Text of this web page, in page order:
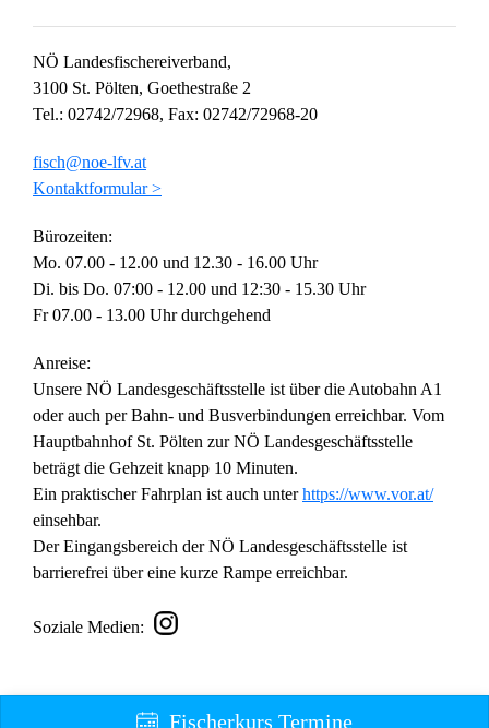
NÖ Landesfischereiverband,
3100 St. Pölten, Goethestraße 2
Tel.: 02742/72968, Fax: 02742/72968-20
fisch@noe-lfv.at
Kontaktformular >
Bürozeiten:
Mo. 07.00 - 12.00 und 12.30 - 16.00 Uhr
Di. bis Do. 07:00 - 12.00 und 12:30 - 15.30 Uhr
Fr 07.00 - 13.00 Uhr durchgehend
Anreise:
Unsere NÖ Landesgeschäftsstelle ist über die Autobahn A1
oder auch per Bahn- und Busverbindungen erreichbar. Vom
Hauptbahnhof St. Pölten zur NÖ Landesgeschäftsstelle
beträgt die Gehzeit knapp 10 Minuten.
Ein praktischer Fahrplan ist auch unterhttps://www.vor.at/
einsehbar.
Der Eingangsbereich der NÖ Landesgeschäftsstelle ist
barrierefrei über eine kurze Rampe erreichbar.
Soziale Medien:
Fischerkurs Termine